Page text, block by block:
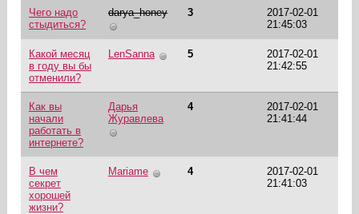
Чего надо
стыдиться?
darya_honey 3
2017-02-01
21:45:03
Какой месяц
в году вы бы
отменили?
LenSanna 5
2017-02-01
21:42:55
Как вы
начали
работать в
интернете?
Дарья
Журавлева
4
2017-02-01
21:41:44
В чем
секрет
хорошей
жизни?
Mariame 4
2017-02-01
21:41:03